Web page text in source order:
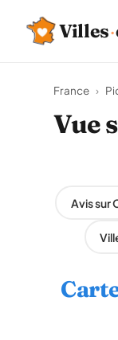
Villes·
France ›
Vue
Avis sur